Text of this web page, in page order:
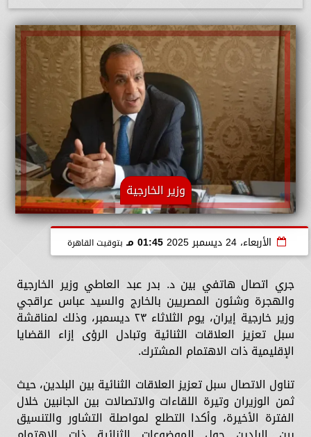
وزير الخارجية
الأربعاء، 24 ديسمبر 2025 01:45 مـ بتوقيت القاهرة
جري اتصال هاتفي بين د. بدر عبد العاطي وزير الخارجية
والهجرة وشئون المصريين بالخارج والسيد عباس عراقجي
وزير خارجية إيران، يوم الثلاثاء ٢٣ ديسمبر، وذلك لمناقشة
سبل تعزيز العلاقات الثنائية وتبادل الرؤى إزاء القضايا
الإقليمية ذات الاهتمام المشترك.
تناول الاتصال سبل تعزيز العلاقات الثنائية بين البلدين، حيث
ثمن الوزيران وتيرة اللقاءات والاتصالات بين الجانبين خلال
الفترة الأخيرة، وأكدا التطلع لمواصلة التشاور والتنسيق